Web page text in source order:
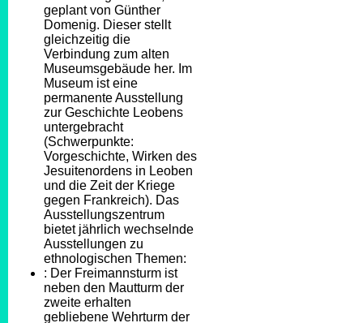
geplant von Günther
Domenig. Dieser stellt
gleichzeitig die
Verbindung zum alten
Museumsgebäude her. Im
Museum ist eine
permanente Ausstellung
zur Geschichte Leobens
untergebracht
(Schwerpunkte:
Vorgeschichte, Wirken des
Jesuitenordens in Leoben
und die Zeit der Kriege
gegen Frankreich). Das
Ausstellungszentrum
bietet jährlich wechselnde
Ausstellungen zu
ethnologischen Themen:
: Der Freimannsturm ist
neben den Mautturm der
zweite erhalten
gebliebene Wehrturm der